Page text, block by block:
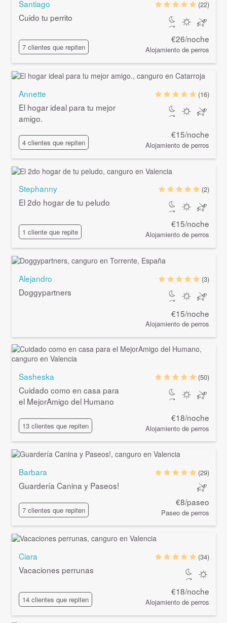
Santiago
Cuido tu perrito
7 clientes que repiten
(22)
€26/noche
Alojamiento de perros
Annette
El hogar ideal para tu mejor
amigo.
4 clientes que repiten
(16)
€15/noche
Alojamiento de perros
Stephanny
El 2do hogar de tu peludo
1 cliente que repite
(2)
€15/noche
Alojamiento de perros
Alejandro
Doggypartners
(3)
€15/noche
Alojamiento de perros
Sasheska
Cuidado como en casa para
el MejorAmigo del Humano
13 clientes que repiten
(50)
€18/noche
Alojamiento de perros
Barbara
Guardería Canina y Paseos!
7 clientes que repiten
(29)
€8/paseo
Paseo de perros
Ciara
Vacaciones perrunas
14 clientes que repiten
(34)
€18/noche
Alojamiento de perros